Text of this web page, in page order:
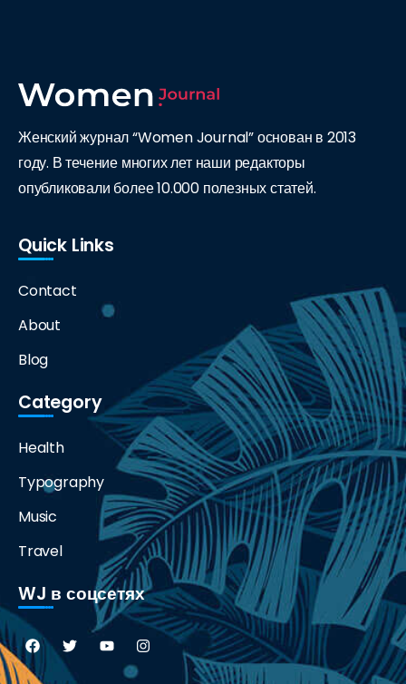
Женский журнал “Women Journal” основан в 2013
году. В течение многих лет наши редакторы
опубликовали более 10.000 полезных статей.
Quick Links
Contact
About
Blog
Category
Health
Typography
Music
Travel
WJ в соцсетях